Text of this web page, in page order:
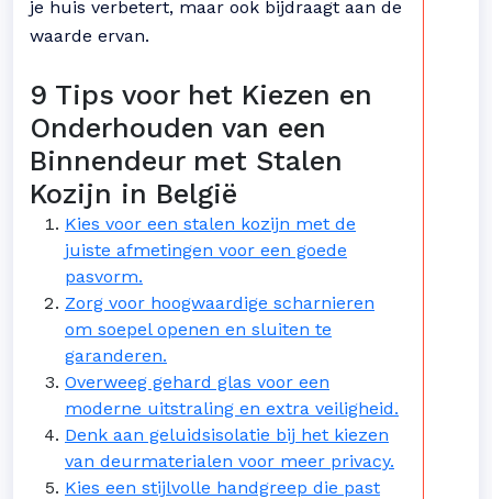
je huis verbetert, maar ook bijdraagt aan de
waarde ervan.
9 Tips voor het Kiezen en
Onderhouden van een
Binnendeur met Stalen
Kozijn in België
Kies voor een stalen kozijn met de
juiste afmetingen voor een goede
pasvorm.
Zorg voor hoogwaardige scharnieren
om soepel openen en sluiten te
garanderen.
Overweeg gehard glas voor een
moderne uitstraling en extra veiligheid.
Denk aan geluidsisolatie bij het kiezen
van deurmaterialen voor meer privacy.
Kies een stijlvolle handgreep die past